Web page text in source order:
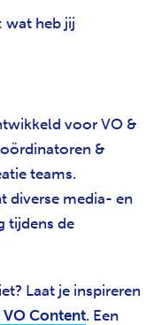
wat heb jij
voor VO &
&
teams.
diverse media- en
tijdens de
Laat je inspireren
Content. Een